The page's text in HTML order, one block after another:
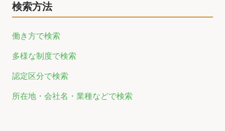
検索方法
働き方で検索
多様な制度で検索
認定区分で検索
所在地・会社名・業種などで検索